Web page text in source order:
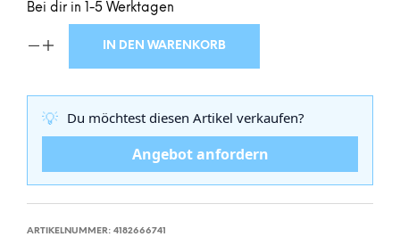
Bei dir in 1-5 Werktagen
IN DEN WARENKORB
💡 Du möchtest diesen Artikel verkaufen?
Angebot anfordern
ARTIKELNUMMER: 4182666741